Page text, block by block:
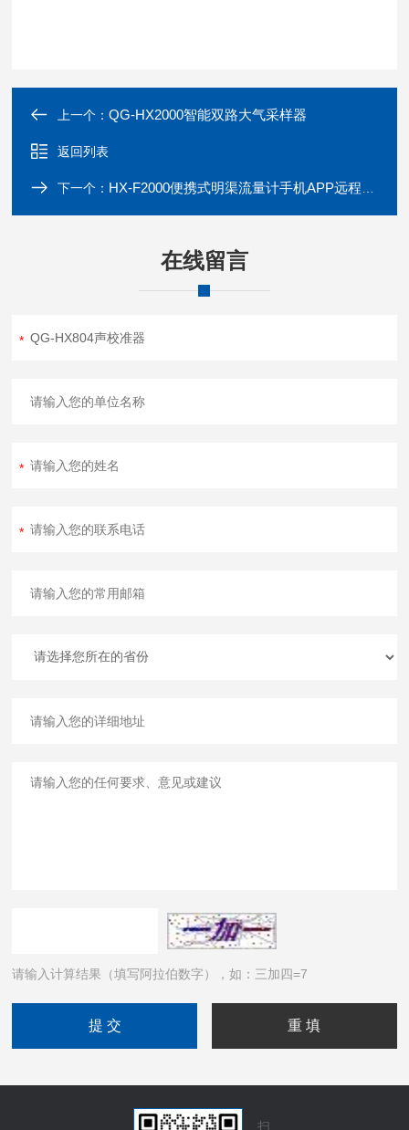
上一个：QG-HX2000智能双路大气采样器
返回列表
下一个： HX-F2000便携式明渠流量计手机APP远程监控
在线留言
请输入计算结果（填写阿拉伯数字），如：三加四=7
扫